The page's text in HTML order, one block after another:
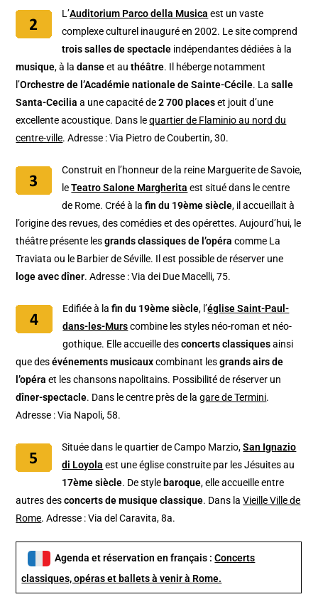
L’Auditorium Parco della Musica est un vaste
complexe culturel inauguré en 2002. Le site comprend
trois salles de spectacle indépendantes dédiées à la
musique, à ladanseet authéâtre. Il héberge notamment
l’Orchestre de l’Académie nationale de Sainte-Cécile. Lasalle
Santa-Cecilia a une capacité de2 700 placeset jouit d’une
excellente acoustique. Dans lequartier de Flaminio au nord du
centre-ville. Adresse : Via Pietro de Coubertin, 30.
Construit en l’honneur de la reine Marguerite de Savoie,
leTeatro Salone Margherita est situé dans le centre
de Rome. Créé à lafin du 19ème siècle, il accueillait à
l’origine des revues, des comédies et des opérettes. Aujourd’hui, le
théâtre présente lesgrands classiques de l’opéra comme La
Traviata ou le Barbier de Séville. Il est possible de réserver une
loge avec dîner. Adresse : Via dei Due Macelli, 75.
Edifiée à lafin du 19ème siècle, l’église Saint-Paul-
dans-les-Murscombine les styles néo-roman et néo-
gothique. Elle accueille desconcerts classiquesainsi
que desévénements musicauxcombinant lesgrands airs de
l’opéra et les chansons napolitains. Possibilité de réserver un
dîner-spectacle. Dans le centre près de lagare de Termini.
Adresse : Via Napoli, 58.
Située dans le quartier de Campo Marzio,San Ignazio
di Loyola est une église construite par les Jésuites au
17ème siècle. De style baroque, elle accueille entre
autres desconcerts de musique classique. Dans laVieille Ville de
Rome. Adresse : Via del Caravita, 8a.
Agenda et réservation en français :Concerts
classiques, opéras et ballets à venir à Rome.